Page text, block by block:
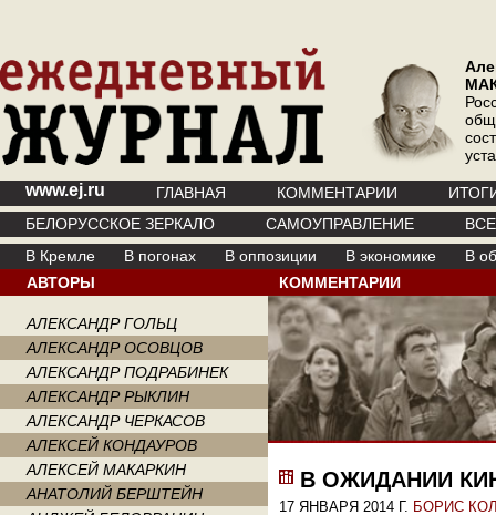
www.ej.ru ГЛАВНАЯ КОММЕНТАРИИ
БЕЛОРУССКОЕ ЗЕРКАЛО
САМОУПРАВЛЕНИЕ
В Кремле
В погонах В оппозиции В экономике
В
АВТОРЫ
АЛЕКСАНДР ГОЛЬЦ
АЛЕКСАНДР ОСОВЦОВ
АЛЕКСАНДР ПОДРАБИНЕК
АЛЕКСАНДР РЫКЛИН
АЛЕКСАНДР ЧЕРКАСОВ
АЛЕКСЕЙ КОНДАУРОВ
АЛЕКСЕЙ МАКАРКИН
АНАТОЛИЙ БЕРШТЕЙН
КОММЕНТАРИИ
В ОЖИДАНИИ
17 ЯНВАРЯ 2014 Г. БОРИС